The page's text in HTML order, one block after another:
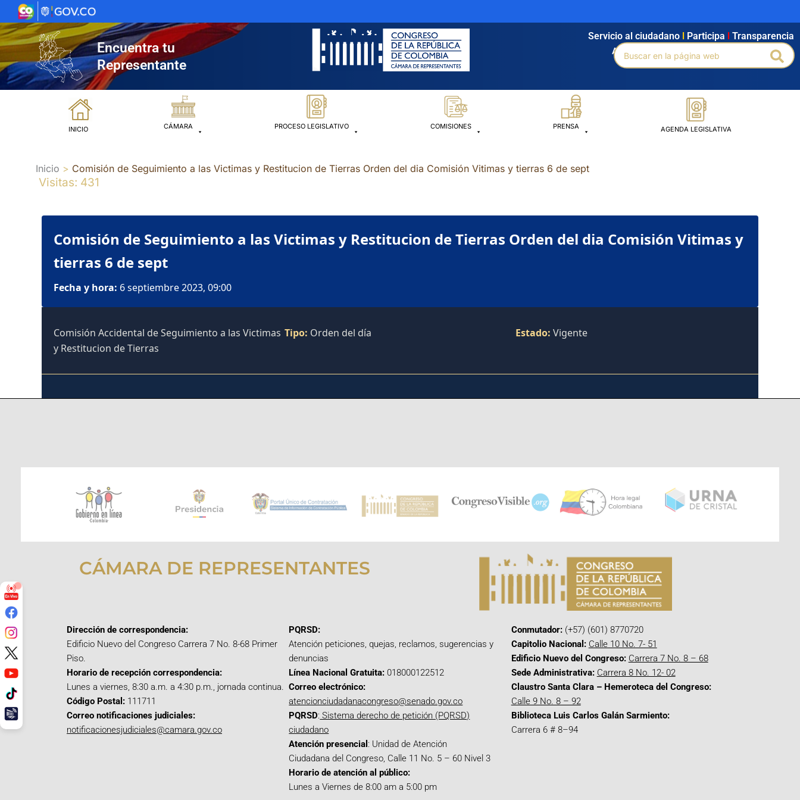
al
contenido
Encuentra tu
Representante
Agendamiento Intranet Búsqueda avanzada
Servicio al ciudadano Participa Transparencia
Buscar
por:
INICIO CÁMARA PROCESO LEGISLATIVO COMISIONES PRENSA AGENDA LEGISLATIVA
Inicio Comisión de Seguimiento a las Victimas y Restitucion de Tierras Orden del dia Comisión Vitimas y tierras 6 de sept
Visitas: 431
Comisión de Seguimiento a las Victimas y Restitucion de Tierras Orden del dia Comisión Vitimas y
tierras 6 de sept
Fecha y hora: 6 septiembre 2023, 09:00
Comisión Accidental de Seguimiento a las Victimas
y Restitucion de Tierras
Tipo: Orden del día Estado: Vigente
CÁMARA DE REPRESENTANTES
Dirección de correspondencia:
Edificio Nuevo del Congreso Carrera 7 No. 8-68 Primer
Piso.
Horario de recepción correspondencia:
Lunes a viernes, 8:30 a.m. a 4:30 p.m., jornada continua.
Código Postal: 111711
Correo notificaciones judiciales:
notificacionesjudiciales@camara.gov.co
PQRSD:
Atención peticiones, quejas, reclamos, sugerencias y
denuncias
Línea Nacional Gratuita: 018000122512
Correo electrónico:
atencionciudadanacongreso@senado.gov.co
PQRSD: Sistema derecho de petición (PQRSD)
ciudadano
Atención presencial : Unidad de Atención
Ciudadana del Congreso, Calle 11 No. 5 – 60 Nivel 3
Horario de atención al público:
Lunes a Viernes de 8:00 am a 5:00 pm
Conmutador:(+57) (601) 8770720
Capitolio Nacional: Calle 10 No. 7- 51
Edificio Nuevo del Congreso: Carrera 7 No. 8 – 68
Sede Administrativa: Carrera 8 No. 12- 02
Claustro Santa Clara – Hemeroteca del Congreso:
Calle 9 No. 8 – 92
Biblioteca Luis Carlos Galán Sarmiento:
Carrera 6 # 8–94